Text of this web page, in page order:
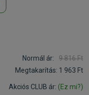
Normál ár:
9 816 Ft
Megtakarítás: 1 963 Ft
Akciós CLUB ár: (Ez mi?)